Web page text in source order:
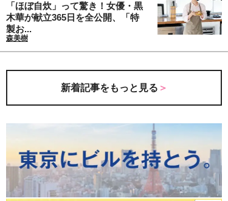
「ほぼ自炊」って驚き！女優・黒
木華が献立365日を全公開、「特
製お...
森美樹
新着記事をもっと見る